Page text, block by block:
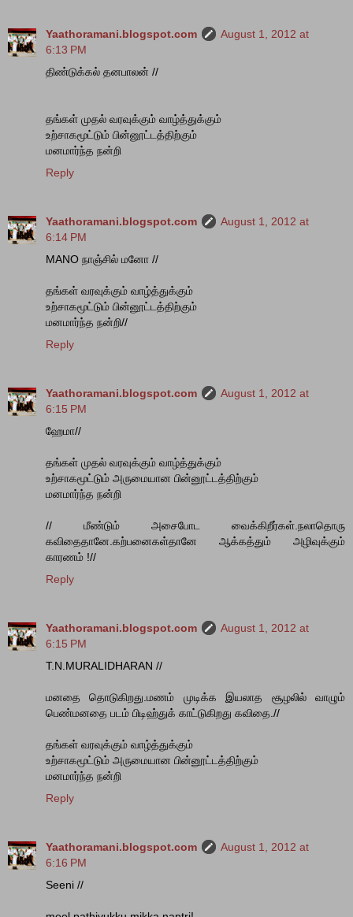
Yaathoramani.blogspot.com
August 1, 2012 at
6:13 PM
திண்டுக்கல் தனபாலன் //
தங்கள் முதல் வரவுக்கும் வாழ்த்துக்கும்
உற்சாகமூட்டும் பின்னூட்டத்திற்கும்
மனமார்ந்த நன்றி
Reply
Yaathoramani.blogspot.com
August 1, 2012 at
6:14 PM
MANO நாஞ்சில் மனோ //
தங்கள் வரவுக்கும் வாழ்த்துக்கும்
உற்சாகமூட்டும் பின்னூட்டத்திற்கும்
மனமார்ந்த நன்றி//
Reply
Yaathoramani.blogspot.com
August 1, 2012 at
6:15 PM
ஹேமா//
தங்கள் முதல் வரவுக்கும் வாழ்த்துக்கும்
உற்சாகமூட்டும் அருமையான பின்னூட்டத்திற்கும்
மனமார்ந்த நன்றி
// மீண்டும் அசைபோட வைக்கிறீர்கள்.நலாதொரு
கவிதைதானே.கற்பனைகள்தானே ஆக்கத்தும் அழிவுக்கும்
காரணம் !//
Reply
Yaathoramani.blogspot.com
August 1, 2012 at
6:15 PM
T.N.MURALIDHARAN //
மனதை தொடுகிறது.மணம் முடிக்க இயலாத சூழலில் வாழும்
பெண்மனதை படம் பிடிஹ்துக் காட்டுகிறது கவிதை.//
தங்கள் வரவுக்கும் வாழ்த்துக்கும்
உற்சாகமூட்டும் அருமையான பின்னூட்டத்திற்கும்
மனமார்ந்த நன்றி
Reply
Yaathoramani.blogspot.com
August 1, 2012 at
6:16 PM
Seeni //